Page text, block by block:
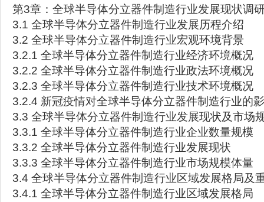
第3章：全球半导体分立器件制造行业发展现状调
3.1 全球半导体分立器件制造行业发展历程介绍
3.2 全球半导体分立器件制造行业宏观环境背景
3.2.1 全球半导体分立器件制造行业经济环境概况
3.2.2 全球半导体分立器件制造行业政法环境概况
3.2.3 全球半导体分立器件制造行业技术环境概况
3.2.4 新冠疫情对全球半导体分立器件制造行业的
3.3 全球半导体分立器件制造行业发展现状及市场
3.3.1 全球半导体分立器件制造行业企业数量规模
3.3.2 全球半导体分立器件制造行业发展现状
3.3.3 全球半导体分立器件制造行业市场规模体量
3.4 全球半导体分立器件制造行业区域发展格局及
3.4.1 全球半导体分立器件制造行业区域发展格局